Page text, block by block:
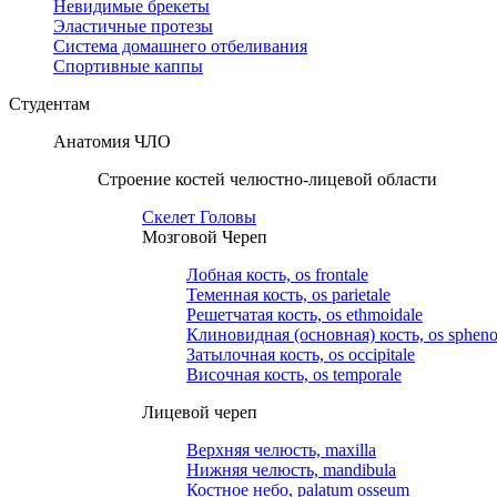
Невидимые брекеты
Эластичные протезы
Система домашнего отбеливания
Спортивные каппы
Студентам
Анатомия ЧЛО
Строение костей челюстно-лицевой области
Скелет Головы
Мозговой Череп
Лобная кость, os frontale
Теменная кость, os parietale
Решетчатая кость, os ethmoidale
Клиновидная (основная) кость, os
Затылочная кость, os occipitale
Височная кость, os temporale
Лицевой череп
Верхняя челюсть, maxilla
Нижняя челюсть, mandibula
Костное небо, palatum osseum